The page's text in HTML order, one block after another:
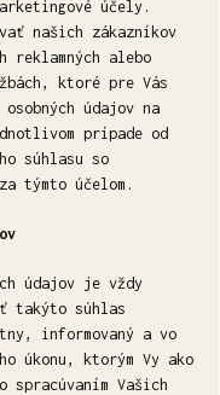
účely.
našich zákazníkov
reklamných alebo
ktoré pre Vás
údajov na
prípade od
súhlasu so
týmto účelom.
údajov je vždy
takýto súhlas
informovaný a vo
úkonu, ktorým Vy ako
Vašich